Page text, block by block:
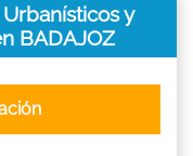
y
BADAJOZ